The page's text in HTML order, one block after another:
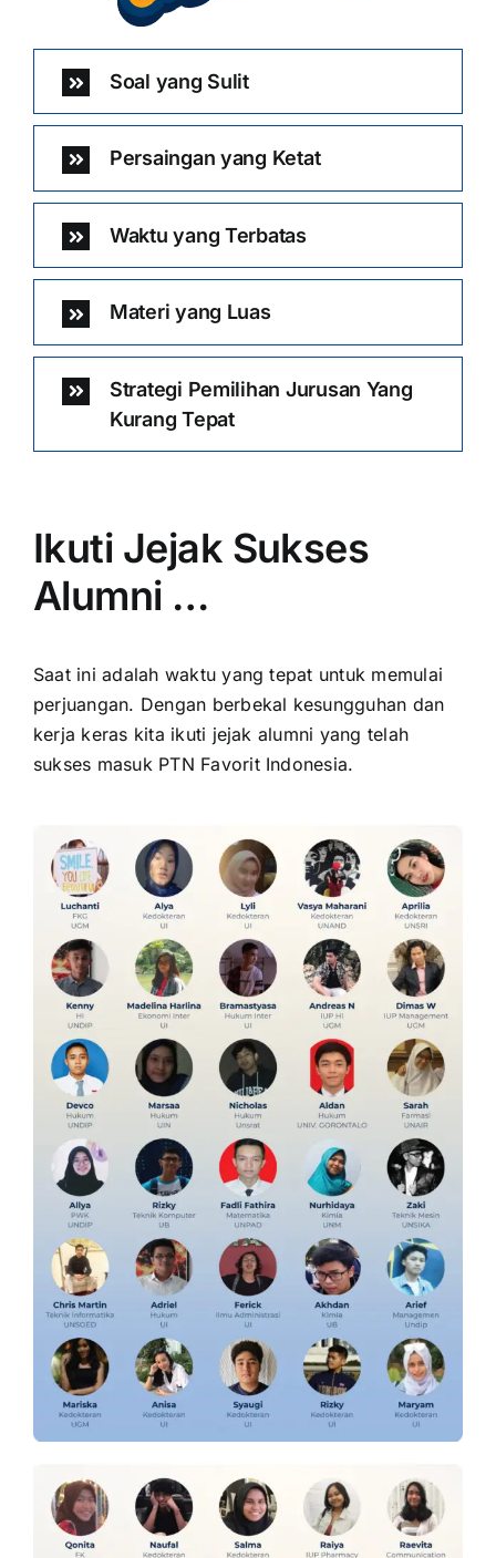
Soal yang Sulit
Persaingan yang Ketat
Waktu yang Terbatas
Materi yang Luas
Strategi Pemilihan Jurusan Yang
Kurang Tepat
Ikuti Jejak Sukses
Alumni …
Saat ini adalah waktu yang tepat untuk memulai
perjuangan. Dengan berbekal kesungguhan dan
kerja keras kita ikuti jejak alumni yang telah
sukses masuk PTN Favorit Indonesia.